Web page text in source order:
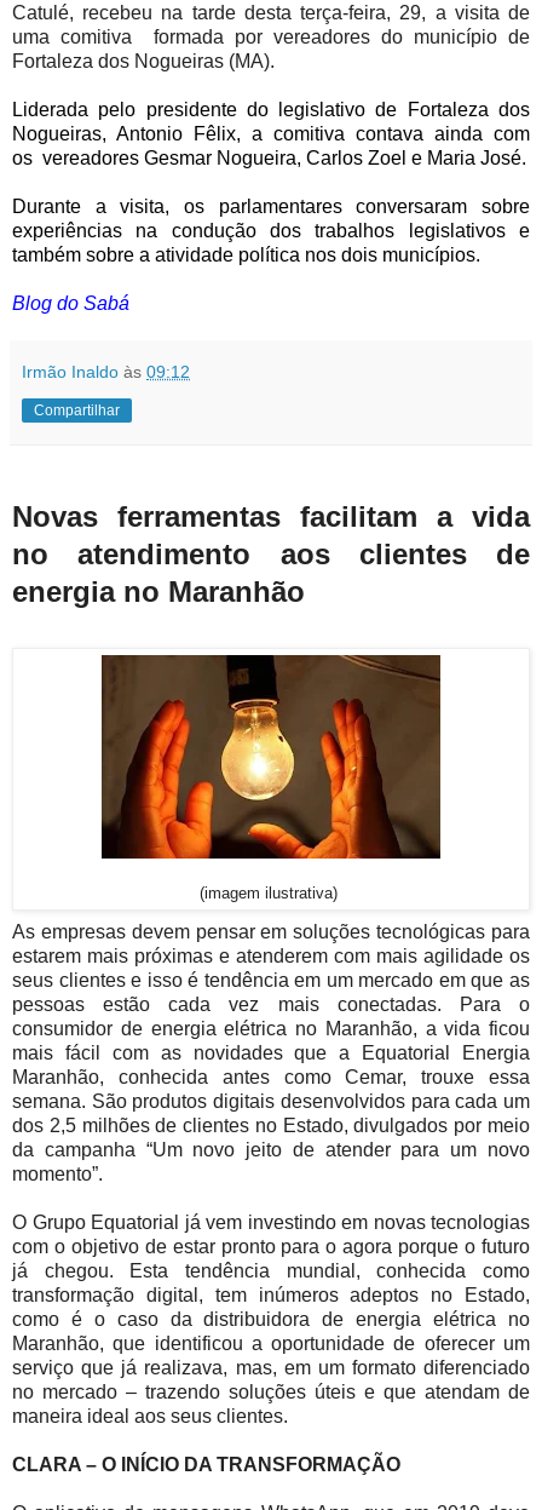
Catulé, recebeu na tarde desta terça-feira, 29, a visita de
uma comitiva formada por vereadores do município de
Fortaleza dos Nogueiras (MA).
Liderada pelo presidente do legislativo de Fortaleza dos
Nogueiras, Antonio Fêlix, a comitiva contava ainda com
os vereadores Gesmar Nogueira, Carlos Zoel e Maria José.
Durante a visita, os parlamentares conversaram sobre
experiências na condução dos trabalhos legislativos e
também sobre a atividade política nos dois municípios.
Blog do Sabá
Irmão Inaldo às 09:12
Compartilhar
Novas ferramentas facilitam a vida
no atendimento aos clientes de
energia no Maranhão
(imagem ilustrativa)
As empresas devem pensar em soluções tecnológicas para
estarem mais próximas e atenderem com mais agilidade os
seus clientes e isso é tendência em um mercado em que as
pessoas estão cada vez mais conectadas. Para o
consumidor de energia elétrica no Maranhão, a vida ficou
mais fácil com as novidades que a Equatorial Energia
Maranhão, conhecida antes como Cemar, trouxe essa
semana. São produtos digitais desenvolvidos para cada um
dos 2,5 milhões de clientes no Estado, divulgados por meio
da campanha “Um novo jeito de atender para um novo
momento”.
O Grupo Equatorial já vem investindo em novas tecnologias
com o objetivo de estar pronto para o agora porque o futuro
já chegou. Esta tendência mundial, conhecida como
transformação digital, tem inúmeros adeptos no Estado,
como é o caso da distribuidora de energia elétrica no
Maranhão, que identificou a oportunidade de oferecer um
serviço que já realizava, mas, em um formato diferenciado
no mercado – trazendo soluções úteis e que atendam de
maneira ideal aos seus clientes.
CLARA – O INÍCIO DA TRANSFORMAÇÃO